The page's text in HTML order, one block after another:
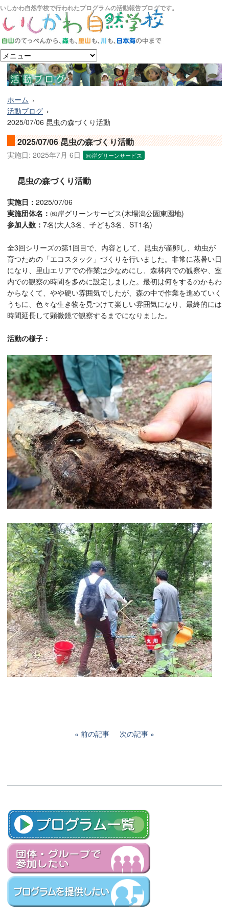
いしかわ自然学校で行われたプログラムの活動報告ブログです。
ホーム
活動ブログ
2025/07/06 昆虫の森づくり活動
2025/07/06 昆虫の森づくり活動
実施日: 2025年7月 6日 ㈱岸グリーンサービス
昆虫の森づくり活動
実施日： 2025/07/06
実施団体名： ㈱岸グリーンサービス(木場潟公園東園地)
参加人数： 7名(大人3名、子ども3名、ST1名)
全3回シリーズの第1回目で、内容として、昆虫が産卵し、幼虫が
育つための「エコスタック」づくりを行いました。非常に蒸暑い日
になり、里山エリアでの作業は少なめにし、森林内での観察や、室
内での観察の時間を多めに設定しました。最初は何をするのかもわ
からなくて、やや硬い雰囲気でしたが、森の中で作業を進めていく
うちに、色々な生き物を見つけて楽しい雰囲気になり、最終的には
時間延長して顕微鏡で観察するまでになりました。
活動の様子：
前の記事 次の記事